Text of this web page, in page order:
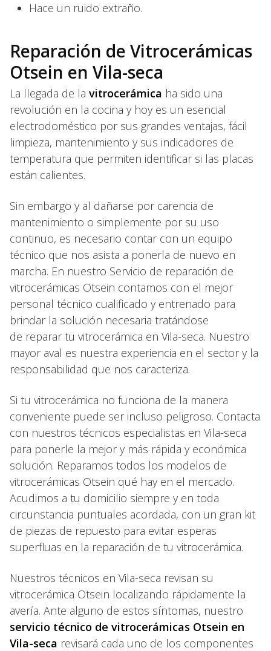
Hace un ruido extraño.
Reparación de Vitrocerámicas
Otsein en Vila-seca
La llegada de la vitrocerámica ha sido una
revolución en la cocina y hoy es un esencial
electrodoméstico por sus grandes ventajas, fácil
limpieza, mantenimiento y sus indicadores de
temperatura que permiten identificar si las placas
están calientes.
Sin embargo y al dañarse por carencia de
mantenimiento o simplemente por su uso
continuo, es necesario contar con un equipo
técnico que nos asista a ponerla de nuevo en
marcha. En nuestro Servicio de reparación de
vitrocerámicas Otsein contamos con el mejor
personal técnico cualificado y entrenado para
brindar la solución necesaria tratándose
de reparar tu vitrocerámica en Vila-seca. Nuestro
mayor aval es nuestra experiencia en el sector y la
responsabilidad que nos caracteriza.
Si tu vitrocerámica no funciona de la manera
conveniente puede ser incluso peligroso. Contacta
con nuestros técnicos especialistas en Vila-seca
para ponerle la mejor y más rápida y económica
solución. Reparamos todos los modelos de
vitrocerámicas Otsein qué hay en el mercado.
Acudimos a tu domicilio siempre y en toda
circunstancia puntuales acordada, con un gran kit
de piezas de repuesto para evitar esperas
superfluas en la reparación de tu vitrocerámica.
Nuestros técnicos en Vila-seca revisan su
vitrocerámica Otsein localizando rápidamente la
avería. Ante alguno de estos síntomas, nuestro
servicio técnico de vitrocerámicas Otsein en
Vila-seca revisará cada uno de los componentes